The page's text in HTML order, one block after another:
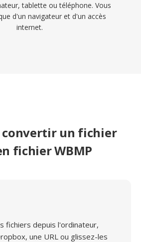
tablette ou téléphone. Vous
d'un navigateur et d'un accès
internet.
convertir un fichier
fichier WBMP
fichiers depuis l'ordinateur,
une URL ou glissez-les